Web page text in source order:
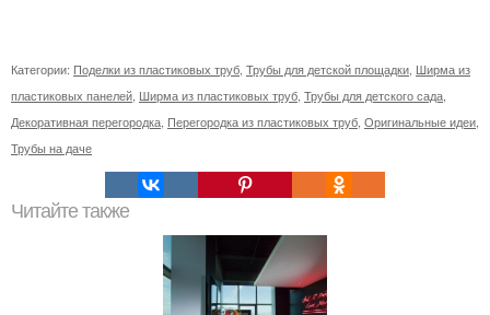
Категории: Поделки из пластиковых труб Трубы для детской площадки Ширма из
пластиковых панелей Ширма из пластиковых труб Трубы для детского сада
Декоративная перегородка Перегородка из пластиковых труб Оригинальные идеи
Трубы на даче
Читайте также